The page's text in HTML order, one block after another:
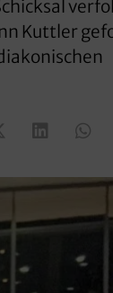
Kuttler